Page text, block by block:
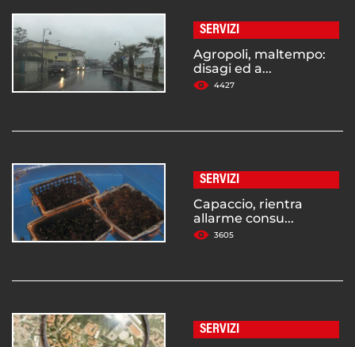
SERVIZI
Agropoli, maltempo:
disagi ed a...
4427
SERVIZI
Capaccio, rientra
allarme consu...
3605
SERVIZI